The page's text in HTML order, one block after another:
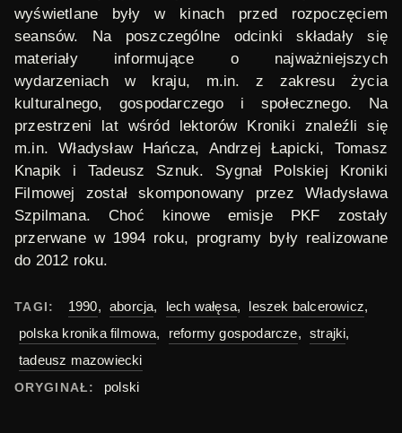
wyświetlane były w kinach przed rozpoczęciem
seansów. Na poszczególne odcinki składały się
materiały informujące o najważniejszych
wydarzeniach w kraju, m.in. z zakresu życia
kulturalnego, gospodarczego i społecznego. Na
przestrzeni lat wśród lektorów Kroniki znaleźli się
m.in. Władysław Hańcza, Andrzej Łapicki, Tomasz
Knapik i Tadeusz Sznuk. Sygnał Polskiej Kroniki
Filmowej został skomponowany przez Władysława
Szpilmana. Choć kinowe emisje PKF zostały
przerwane w 1994 roku, programy były realizowane
do 2012 roku.
TAGI: 1990, aborcja, lech wałęsa, leszek balcerowicz,
polska kronika filmowa, reformy gospodarcze, strajki,
tadeusz mazowiecki
ORYGINAŁ: polski